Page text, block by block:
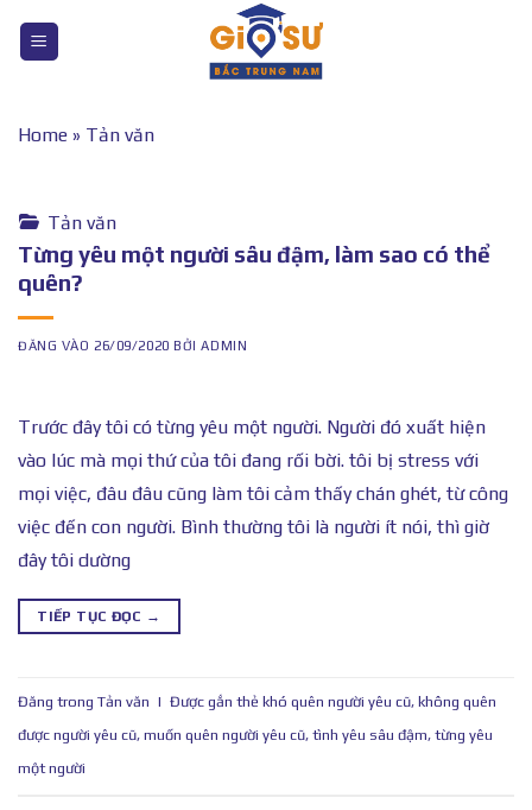
Home » Tản văn
Tản văn
Từng yêu một người sâu đậm, làm sao có thể
quên?
ĐĂNG VÀO 26/09/2020 BỞIADMIN
Trước đây tôi có từng yêu một người. Người đó xuất hiện
vào lúc mà mọi thứ của tôi đang rối bời. tôi bị stress với
mọi việc, đâu đâu cũng làm tôi cảm thấy chán ghét, từ công
việc đến con người. Bình thường tôi là người ít nói, thì giờ
đây tôi dường
TIẾP TỤC ĐỌC →
Đăng trong Tản văn | Được gắn thẻ khó quên người yêu cũ, không quên
được người yêu cũ, muốn quên người yêu cũ, tình yêu sâu đậm, từng yêu
một người